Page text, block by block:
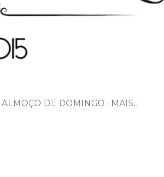
ALMOÇO DE DOMINGO MAIS…